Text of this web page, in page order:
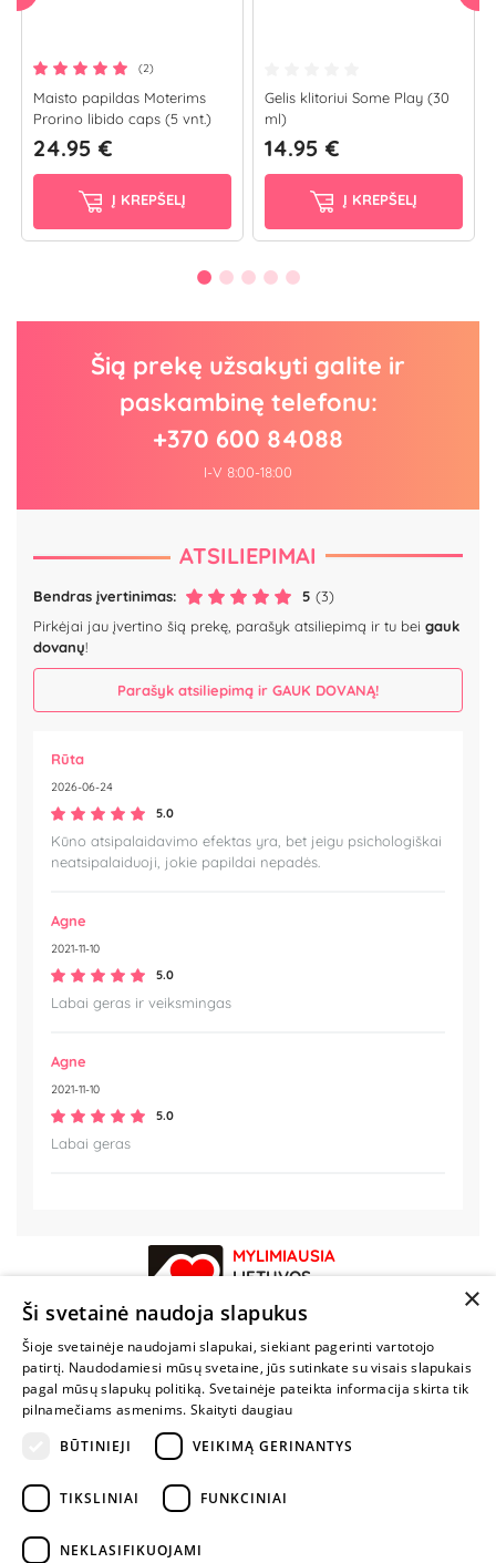
(2)
Maisto papildas Moterims
Prorino libido caps (5 vnt.)
24.95 €
Į KREPŠELĮ
Gelis klitoriui Some Play (30
ml)
14.95 €
Į KREPŠELĮ
Šią prekę užsakyti galite ir
paskambinę telefonu:
+370 600 84088
I-V 8:00-18:00
ATSILIEPIMAI
Bendras įvertinimas: 5 (3)
Pirkėjai jau įvertino šią prekę, parašyk atsiliepimą ir tu bei gauk
dovanų!
Parašyk atsiliepimą ir GAUK DOVANĄ!
Rūta
2026-06-24
5.0
Kūno atsipalaidavimo efektas yra, bet jeigu psichologiškai
neatsipalaiduoji, jokie papildai nepadės.
Agne
2021-11-10
5.0
Labai geras ir veiksmingas
Agne
2021-11-10
5.0
Labai geras
MYLIMIAUSIA
LIETUVOS
PARDUOTUVĖ
NENUSTOK
ŽAISTI
+370 600 84088
info@fantazijos.lt
P. Lukšio g. 2, Vilnius ("Sigma" teritorija)
×
Ši svetainė naudoja slapukus
Šioje svetainėje naudojami slapukai, siekiant pagerinti vartotojo
patirtį. Naudodamiesi mūsų svetaine, jūs sutinkate su visais slapukais
pagal mūsų slapukų politiką. Svetainėje pateikta informacija skirta tik
pilnamečiams asmenims. Skaityti daugiau
BŪTINIEJI
VEIKIMĄ GERINANTYS
TIKSLINIAI FUNKCINIAI
NEKLASIFIKUOJAMI